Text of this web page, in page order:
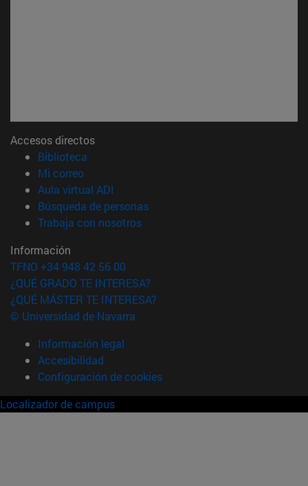
Accesos directos
Biblioteca
Mi correo(abre en nueva ventana)
Aula virtual ADI
Búsqueda de personas(abre en nueva ventana)
Trabaja con nosotros(abre en nueva ventana)
Información
TFNO +34 948 42 56 00
¿QUÉ GRADO TE INTERESA?
¿QUÉ MÁSTER TE INTERESA?
© Universidad de Navarra
Información legal
Accesibilidad
Configuración de cookies
Localizador de campus